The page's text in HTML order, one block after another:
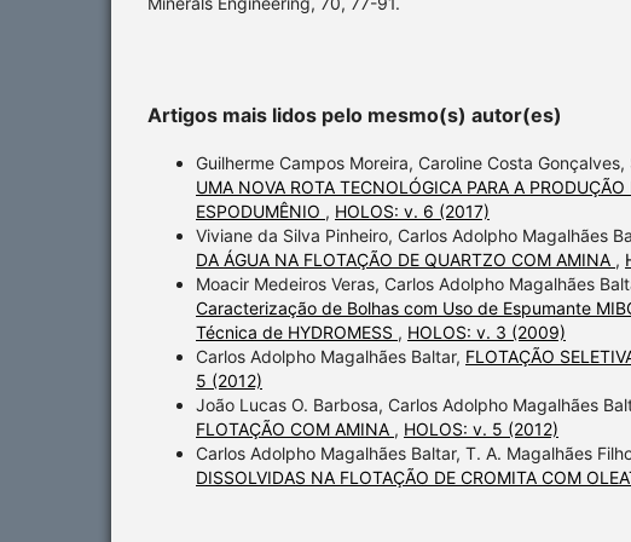
Artigos mais lidos pelo mesmo(s) autor(es)
Guilherme Campos Moreira, Caroline Costa
UMA NOVA ROTA TECNOLÓGICA PARA A
ESPODUMÊNIO , HOLOS: v. 6 (2017)
Viviane da Silva Pinheiro, Carlos Adolpho Magalhães
DA ÁGUA NA FLOTAÇÃO DE QUARTZO COM AMINA ,
Moacir Medeiros Veras, Carlos Adolpho Magalhães
Caracterização de Bolhas com Uso de Espumante
Técnica de HYDROMESS , HOLOS: v. 3 (2009)
Carlos Adolpho Magalhães Baltar, FLOTAÇÃO
5 (2012)
João Lucas O. Barbosa, Carlos Adolpho Magalhães
FLOTAÇÃO COM AMINA , HOLOS: v. 5 (2012)
Carlos Adolpho Magalhães Baltar, T. A. Magalhães
DISSOLVIDAS NA FLOTAÇÃO DE CROMITA COM